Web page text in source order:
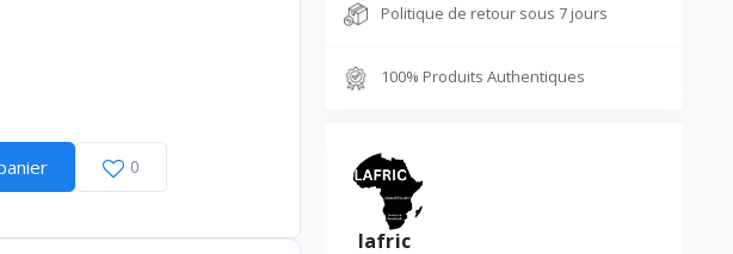
0
Politique de retour sous 7 jours
100% Produits Authentiques
lafric